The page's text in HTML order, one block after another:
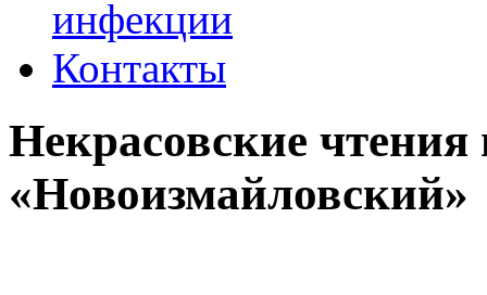
инфекции
Контакты
Некрасовские
«Новоизмайловский»